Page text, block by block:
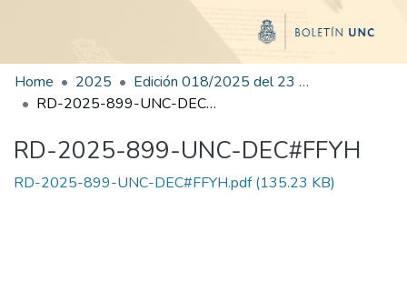
Home 2025
Edición 018/2025 del 23 de julio de 2025
RD-2025-899-UNC-DEC#FFYH
RD-2025-899-UNC-DEC#FFYH
RD-2025-899-UNC-DEC#FFYH.pdf(135.23 KB)